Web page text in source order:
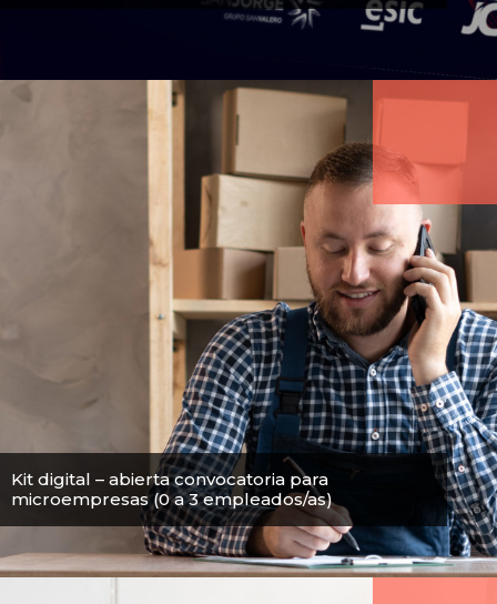
Kit digital – abierta convocatoria para
microempresas (0 a 3 empleados/as)